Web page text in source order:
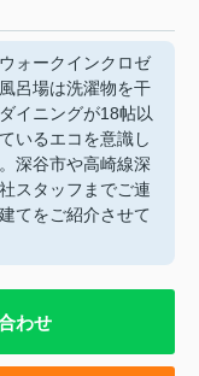
ォークインクロゼ
呂場は洗濯物を干
イニングが18帖以
いるエコを意識し
深谷市や高崎線深
スタッフまでご連
てをご紹介させて
わせ